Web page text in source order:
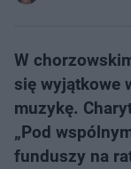
W
się wyjątkowe
muzykę.
„Pod
funduszy na